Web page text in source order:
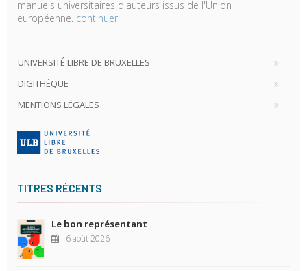
manuels universitaires d'auteurs issus de l'Union
européenne. continuer
UNIVERSITÉ LIBRE DE BRUXELLES
DIGITHÈQUE
MENTIONS LÉGALES
TITRES RÉCENTS
Le bon représentant
6 août 2026